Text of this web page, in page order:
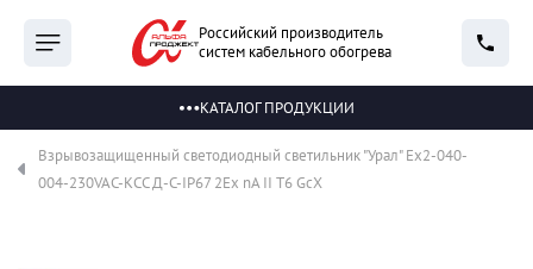
Российский производитель
систем кабельного обогрева
КАТАЛОГ ПРОДУКЦИИ
Взрывозащищенный светодиодный светильник "Урал" Ex2-040-
004-230VAC-КСС Д-С-IP67 2Ex nA II T6 GcX